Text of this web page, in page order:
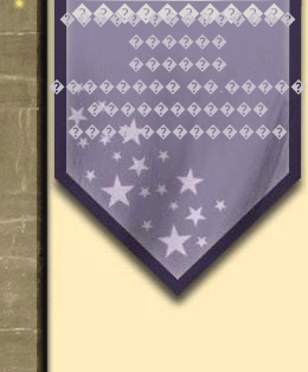
����������
����� ���������
������
������
�������� ��.�����
�����������
���� ���������